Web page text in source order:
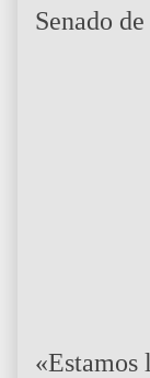
Senado
«Estamos